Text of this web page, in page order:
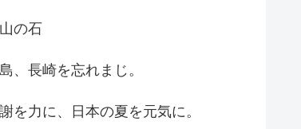
の石
、長崎を忘れまじ。
を力に、日本の夏を元気に。